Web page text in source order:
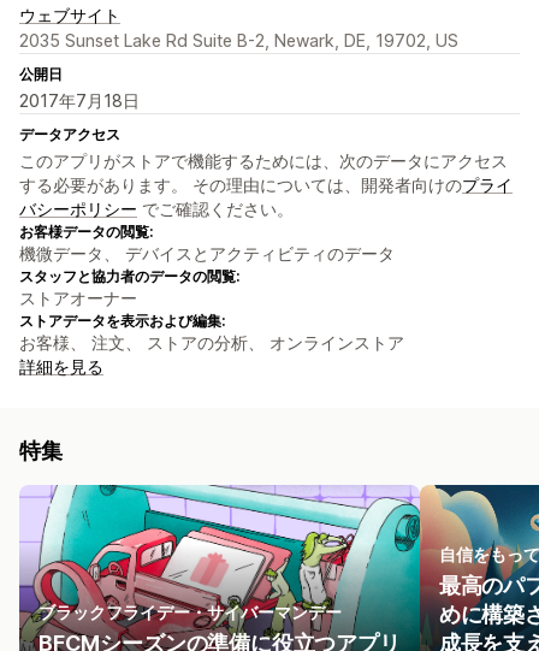
ウェブサイト
2035 Sunset Lake Rd Suite B-2, Newark, DE, 19702, US
公開日
2017年7月18日
データアクセス
このアプリがストアで機能するためには、次のデータにアクセス
する必要があります。 その理由については、開発者向けのプライ
バシーポリシー でご確認ください。
お客様データの閲覧:
機微データ、 デバイスとアクティビティのデータ
スタッフと協力者のデータの閲覧:
ストアオーナー
ストアデータを表示および編集:
お客様、 注文、 ストアの分析、 オンラインストア
詳細を見る
特集
ブラックフライデー・サイバーマンデー
BFCMシーズンの準備に役立つアプリ
自信をもっ
最高のパ
めに構築
成長を支